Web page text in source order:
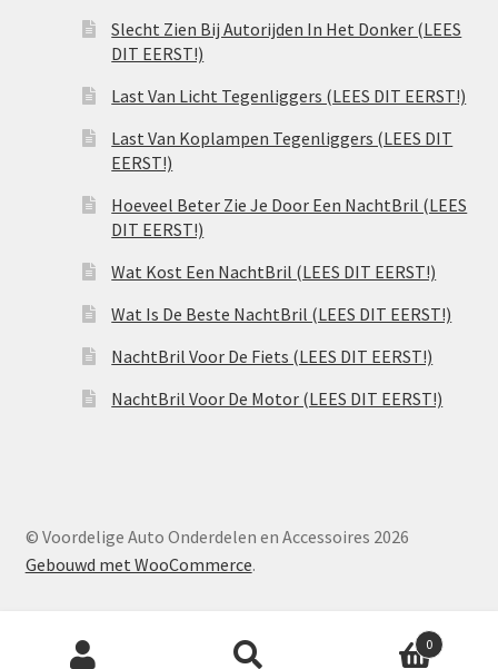
Slecht Zien Bij Autorijden In Het Donker (LEES
DIT EERST!)
Last Van Licht Tegenliggers (LEES DIT EERST!)
Last Van Koplampen Tegenliggers (LEES DIT
EERST!)
Hoeveel Beter Zie Je Door Een NachtBril (LEES
DIT EERST!)
Wat Kost Een NachtBril (LEES DIT EERST!)
Wat Is De Beste NachtBril (LEES DIT EERST!)
NachtBril Voor De Fiets (LEES DIT EERST!)
NachtBril Voor De Motor (LEES DIT EERST!)
© Voordelige Auto Onderdelen en Accessoires 2026
Gebouwd met WooCommerce.
Producten
zoeken
0